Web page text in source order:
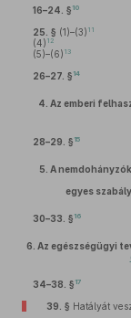
16–24. § 10
25. § (1)–(3) 11
(4) 12
(5)–(6) 13
26–27. § 14
4. Az emberi
28–29. § 15
5. A
egyes
30–33. § 16
6. Az egészségügyi
34–38. § 17
39. § Hatályát